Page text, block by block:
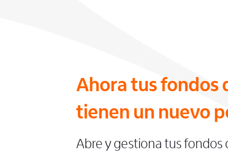
Ahora tus fondos
tienen un nuevo
Abre y gestiona tus fondos